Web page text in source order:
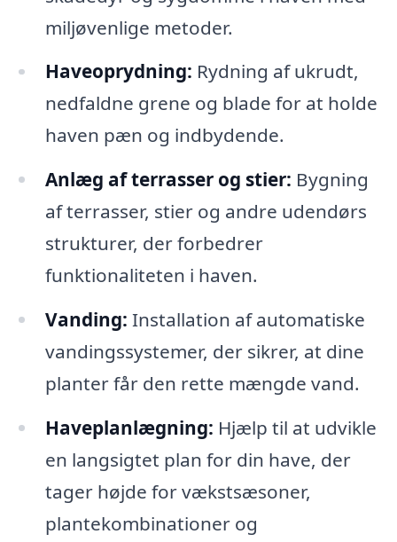
miljøvenlige metoder.
Haveoprydning: Rydning af ukrudt,
nedfaldne grene og blade for at holde
haven pæn og indbydende.
Anlæg af terrasser og stier: Bygning
af terrasser, stier og andre udendørs
strukturer, der forbedrer
funktionaliteten i haven.
Vanding: Installation af automatiske
vandingssystemer, der sikrer, at dine
planter får den rette mængde vand.
Haveplanlægning: Hjælp til at udvikle
en langsigtet plan for din have, der
tager højde for vækstsæsoner,
plantekombinationer og